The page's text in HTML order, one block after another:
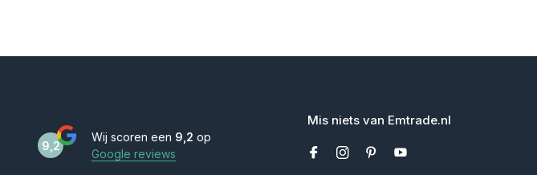
9,2
Wij scoren een 9,2 op
Google reviews
Mis niets van Emtrade.nl